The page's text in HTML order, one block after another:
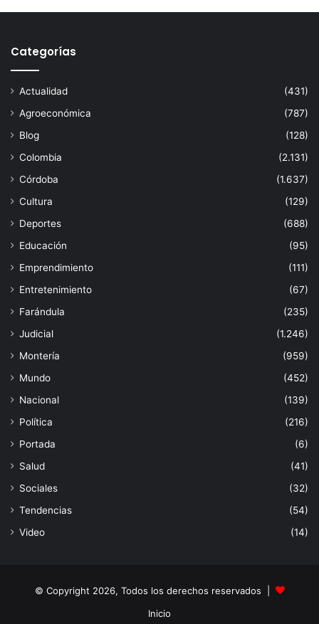
Categorías
Actualidad
(431)
Agroeconómica
(787)
Blog
(128)
Colombia
(2.131)
Córdoba
(1.637)
Cultura
(129)
Deportes
(688)
Educación
(95)
Emprendimiento
(111)
Entretenimiento
(67)
Farándula
(235)
Judicial
(1.246)
Montería
(959)
Mundo
(452)
Nacional
(139)
Política
(216)
Portada
(6)
Salud
(41)
Sociales
(32)
Tendencias
(54)
Video
(14)
© Copyright 2026, Todos los derechos reservados |
Inicio